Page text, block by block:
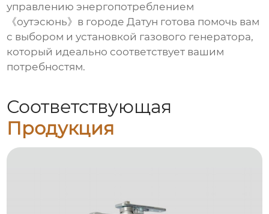
управлению энергопотреблением
《оутэсюнь》в городе Датун готова помочь вам
с выбором и установкой газового генератора,
который идеально соответствует вашим
потребностям.
Соответствующая
Продукция